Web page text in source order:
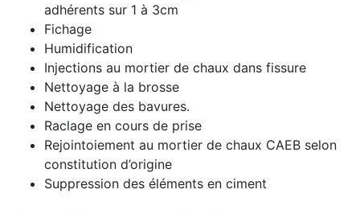
adhérents sur 1 à 3cm
Fichage
Humidification
Injections au mortier de chaux dans fissure
Nettoyage à la brosse
Nettoyage des bavures.
Raclage en cours de prise
Rejointoiement au mortier de chaux CAEB selon
constitution d’origine
Suppression des éléments en ciment